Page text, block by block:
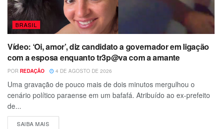
BRASIL
Vídeo: ‘Oi, amor’, diz candidato a governador em ligação
com a esposa enquanto tr3p@va com a amante
POR REDAÇÃO 4 DE AGOSTO DE 2026
Uma gravação de pouco mais de dois minutos mergulhou o
cenário político paraense em um bafafá. Atribuído ao ex-prefeito
de...
SAIBA MAIS